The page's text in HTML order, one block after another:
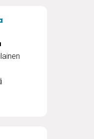
– Hierontaa ja